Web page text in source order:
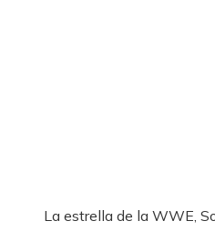
La estrella de la WWE,